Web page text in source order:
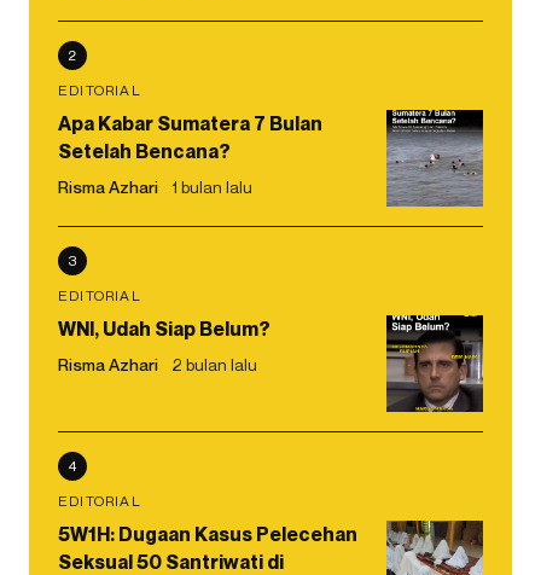
2
EDITORIAL
Apa Kabar Sumatera 7 Bulan
Setelah Bencana?
Risma Azhari 1 bulan lalu
3
EDITORIAL
WNI, Udah Siap Belum?
Risma Azhari 2 bulan lalu
4
EDITORIAL
5W1H: Dugaan Kasus Pelecehan
Seksual 50 Santriwati di